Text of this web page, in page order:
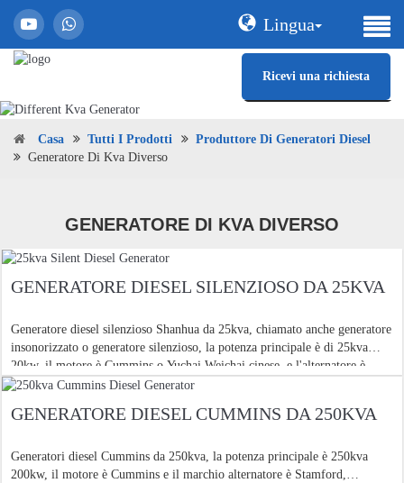
Lingua
Ricevi una richiesta
Casa Tutti I Prodotti
Produttore Di Generatori Diesel
Generatore Di Kva Diverso
GENERATORE DI KVA DIVERSO
GENERATORE DIESEL SILENZIOSO DA 25KVA
Generatore diesel silenzioso Shanhua da 25kva, chiamato anche generatore
insonorizzato o generatore silenzioso, la potenza principale è di 25kva
20kw, il motore è Cummins o Yuchai Weichai cinese, e l'alternatore è
Shanhua. Questo diesel silenzioso da 25kva
GENERATORE DIESEL CUMMINS DA 250KVA
Generatori diesel Cummins da 250kva, la potenza principale è 250kva
200kw, il motore è Cummins e il marchio alternatore è Stamford,